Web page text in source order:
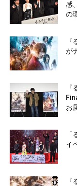
感
の
が
お
イ